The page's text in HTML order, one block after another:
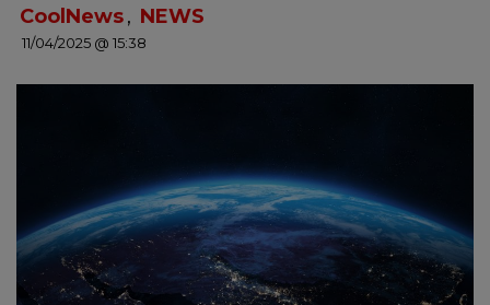
DANCEFLOOR CHART
CONTUL MEU
CoolNews, NEWS
11/04/2025 @ 15:38